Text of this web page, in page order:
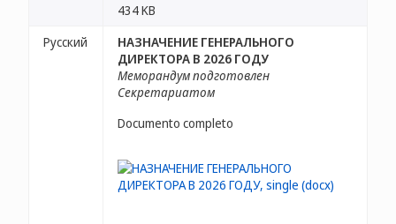
434 KB
Русский
НАЗНАЧЕНИЕ ГЕНЕРАЛЬНОГО
ДИРЕКТОРА В 2026 ГОДУ
Меморандум подготовлен
Секретариатом
Documento completo